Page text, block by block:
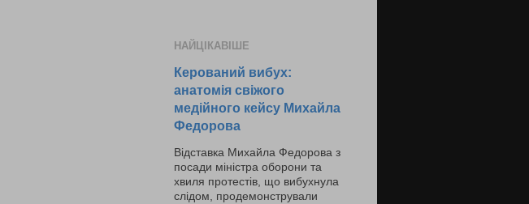
НАЙЦІКАВІШЕ
Керований вибух:
анатомія свіжого
медійного кейсу Михайла
Федорова
Відставка Михайла Федорова з
посади міністра оборони та
хвиля протестів, що вибухнула
слідом, продемонстрували